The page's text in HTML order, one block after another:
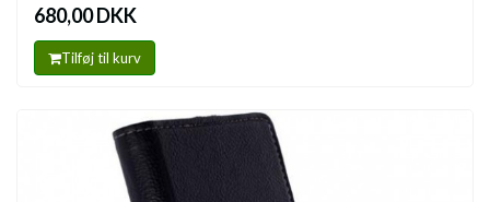
680,00 DKK
Tilføj til kurv